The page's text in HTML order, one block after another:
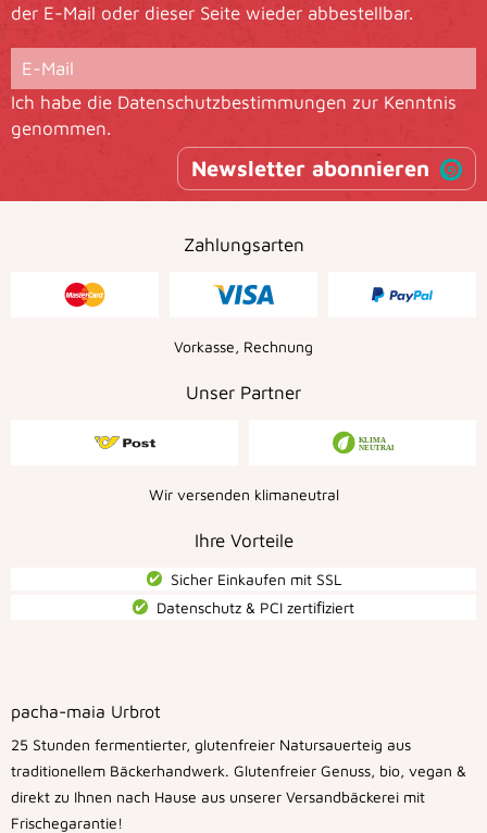
der E-Mail oder dieser Seite wieder abbestellbar.
Ich habe die Datenschutzbestimmungen zur Kenntnis
genommen.
Newsletter abonnieren
Zahlungsarten
Vorkasse, Rechnung
Unser Partner
Wir versenden klimaneutral
Ihre Vorteile
Sicher Einkaufen mit SSL
Datenschutz & PCI zertiﬁziert
pacha-maia Urbrot
25 Stunden fermentierter, glutenfreier Natursauerteig aus
traditionellem Bäckerhandwerk. Glutenfreier Genuss, bio, vegan &
direkt zu Ihnen nach Hause aus unserer Versandbäckerei mit
Frischegarantie!